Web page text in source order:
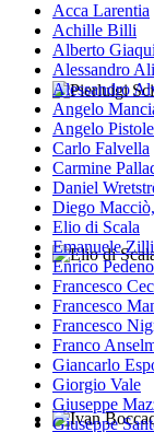
Pierluigi
Elio di Scala
Acca Larentia
Achille Billi
Alberto
Alessandro
Alessandro
Angelo
Angelo
Carlo Falvella
Carmine
Daniel
Diego
Elio di Scala
Emanuele Zilli
Enrico
Francesco
Francesco
Francesco
Franco
Giancarlo
Giorgio Vale
Giuseppe
Giuseppe